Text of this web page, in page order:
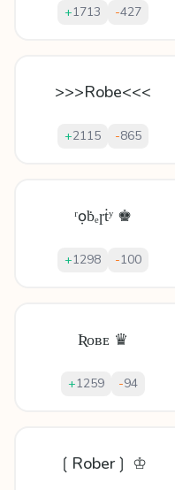
+1713 -427
>>>Robe<<<
+2115 -865
ʳọḃₑɼṫʸ ♚
+1298 -100
Ʀᴏʙᴇ ♛
+1259 -94
❲Rober❳ ♔